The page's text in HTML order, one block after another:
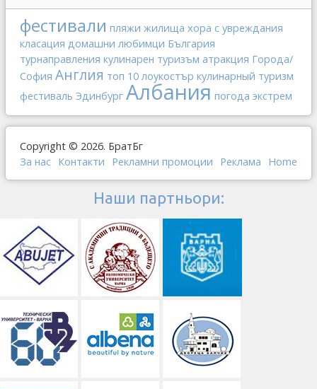
фестивали пляжи жилища хора с увреждания
класация домашни любимци България
турнаправления кулинарен туризъм атракция Города/
София Англия топ 10 лоукостър кулинарный туризм
фестиваль Эдинбург Албания погода экстрем
Copyright © 2026. БратБг
За нас Контакти Рекламни промоции Реклама Home
Наши партньори: